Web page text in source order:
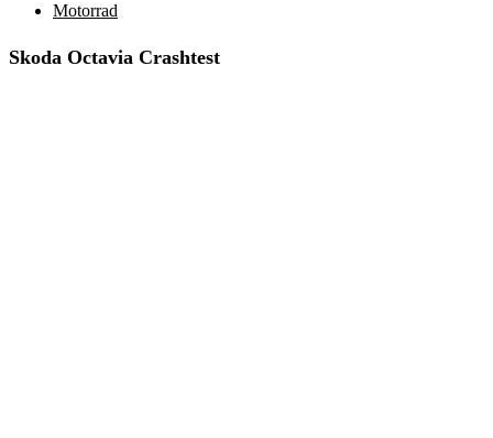
Motorrad
Skoda Octavia Crashtest